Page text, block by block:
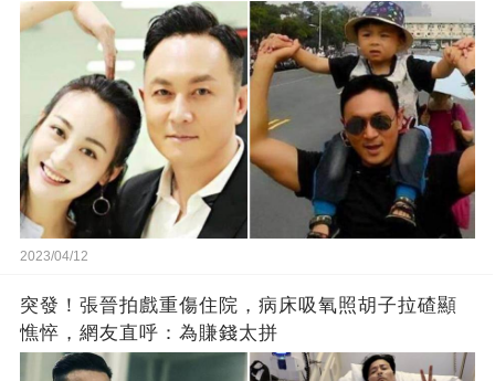
2023/04/12
突發！張晉拍戲重傷住院，病床吸氧照胡子拉碴顯
憔悴，網友直呼：為賺錢太拼